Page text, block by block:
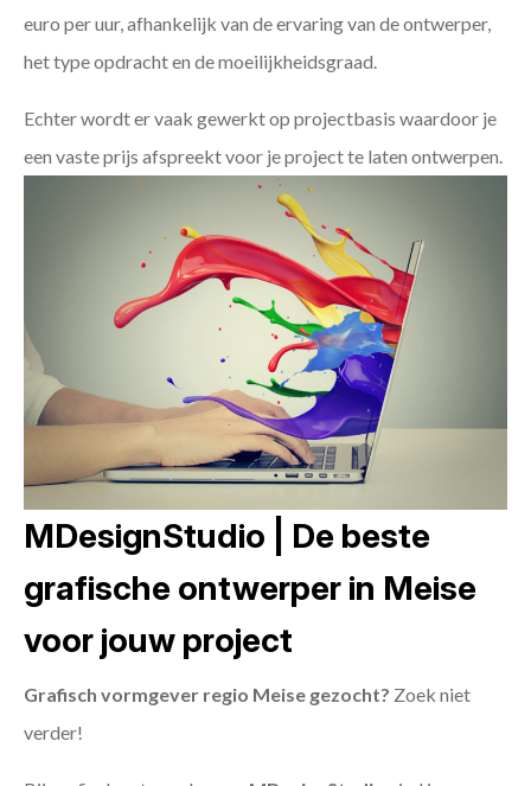
euro per uur, afhankelijk van de ervaring van de ontwerper,
het type opdracht en de moeilijkheidsgraad.
Echter wordt er vaak gewerkt op projectbasis waardoor je
een vaste prijs afspreekt voor je project te laten ontwerpen.
MDesignStudio | De beste
grafische ontwerper in Meise
voor jouw project
Grafisch vormgever regio Meise gezocht? Zoek niet
verder!